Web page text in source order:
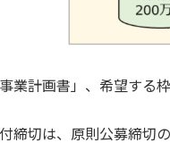
業計画書」、希望する
締切は、原則公募締